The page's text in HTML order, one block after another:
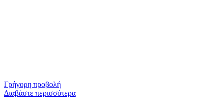
Γρήγορη προβολή
Διαβάστε περισσότερα